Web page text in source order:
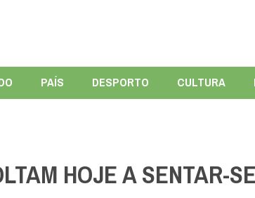
PAÍS DESPORTO CULTURA
HOJE A SENTAR-